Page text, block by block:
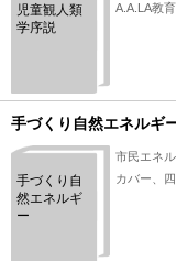
児童観人類
学序説
A.A.LA教
手づくり自然エネルギ
手づくり自
然エネルギ
ー
市民エネ
カバー、